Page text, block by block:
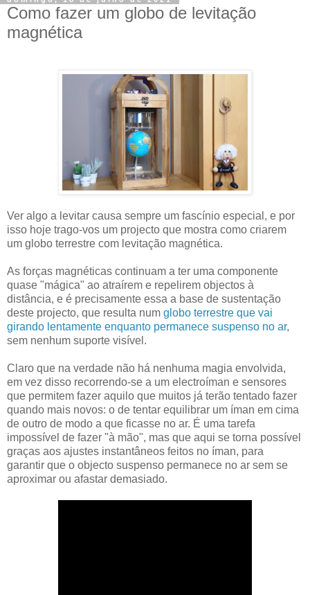
Como fazer um globo de levitação
magnética
Ver algo a levitar causa sempre um fascínio especial, e por
isso hoje trago-vos um projecto que mostra como criarem
um globo terrestre com levitação magnética.
As forças magnéticas continuam a ter uma componente
quase "mágica" ao atraírem e repelirem objectos à
distância, e é precisamente essa a base de sustentação
deste projecto, que resulta num globo terrestre que vai
girando lentamente enquanto permanece suspenso no ar,
sem nenhum suporte visível.
Claro que na verdade não há nenhuma magia envolvida,
em vez disso recorrendo-se a um electroíman e sensores
que permitem fazer aquilo que muitos já terão tentado fazer
quando mais novos: o de tentar equilibrar um íman em cima
de outro de modo a que ficasse no ar. É uma tarefa
impossível de fazer "à mão", mas que aqui se torna possível
graças aos ajustes instantâneos feitos no íman, para
garantir que o objecto suspenso permanece no ar sem se
aproximar ou afastar demasiado.